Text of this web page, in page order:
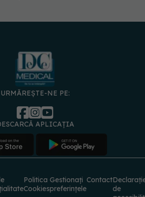
URMĂREȘTE-NE PE:
APLICAȚIA
Politica
Cookies
Gestionați
preferințele
Contact
de